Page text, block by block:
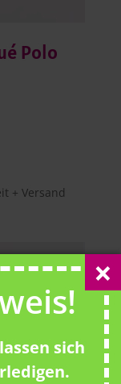
Polo
+ Versand
sich